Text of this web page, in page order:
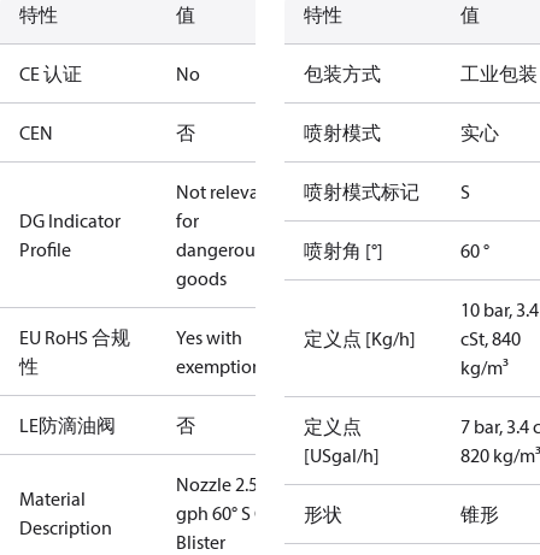
特性 值
CE 认证 No
CEN 否
DG Indicator
Profile
Not relevant
for
dangerous
goods
EU RoHS 合规
性
Yes with
exemptions
LE防滴油阀 否
Material
Description
Nozzle 2.50
gph 60° S OD
Blister
特性 值
包装方式 工业包装
喷射模式 实心
喷射模式标记 S
喷射角 [°] 60 °
定义点 [Kg/h]
10 bar, 3.4
cSt, 840
kg/m³
定义点
[USgal/h]
7 bar, 3.4
820 kg/m³
形状 锥形